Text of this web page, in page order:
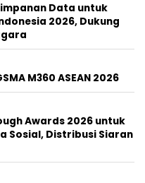
Data untuk
2026, Dukung
M360 ASEAN 2026
Awards 2026 untuk
Sosial, Distribusi Siaran